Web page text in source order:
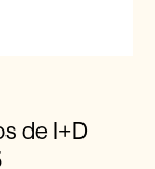
de I+D